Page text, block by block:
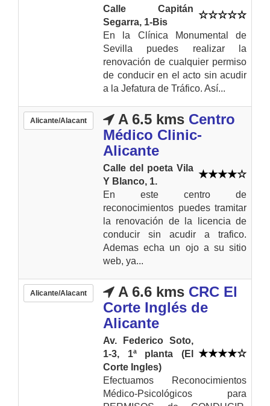
Calle Capitán
Segarra, 1-Bis
En la Clínica Monumental de
Sevilla puedes realizar la
renovación de cualquier permiso
de conducir en el acto sin acudir
a la Jefatura de Tráfico. Así...
Alicante/Alacant A 6.5 kms Centro
Médico Clinic-
Alicante
Calle del poeta Vila
Y Blanco, 1.
En este centro de
reconocimientos puedes tramitar
la renovación de la licencia de
conducir sin acudir a trafico.
Ademas echa un ojo a su sitio
web, ya...
Alicante/Alacant A 6.6 kms CRC El
Corte Inglés de
Alicante
Av. Federico Soto,
1-3, 1ª planta (El
Corte Ingles)
Efectuamos Reconocimientos
Médico-Psicológicos para